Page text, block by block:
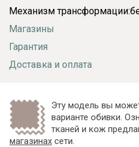
Механизм трансформации:
Магазины
Гарантия
Доставка и оплата
Эту модель вы
варианте обивки.
тканей и кож
магазинах сети.